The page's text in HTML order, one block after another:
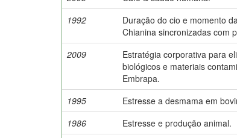
1992
Duração do cio e momento
Chianina sincronizadas com
2009
Estratégia corporativa para
biológicos e materiais
Embrapa.
1995
Estresse a desmama em
1986
Estresse e produção animal.